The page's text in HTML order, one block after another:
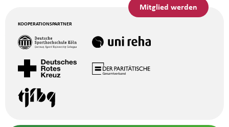
Mitglied werden
KOOPERATIONSPARTNER